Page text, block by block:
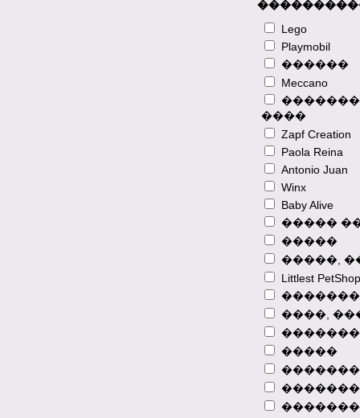
Lego
Playmobil
������
Meccano
����
Zapf Creation
Paola Reina
Antonio Juan
Winx
Baby Alive
�����
�����
�����,
Littlest PetShop
����,
�����